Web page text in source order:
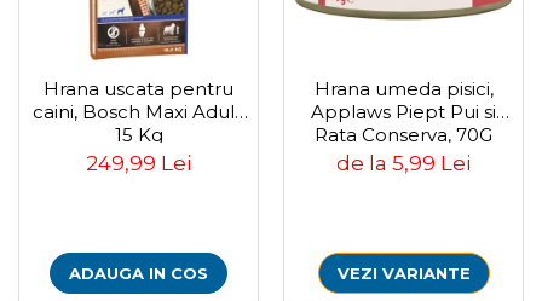
Decoruri si plante artificiale
Accesorii acvarii
Pasari
Colivii pentru pasari
Igiena rozatoare
Hrana Rozatoare
Hrana uscata pentru
caini, Bosch Maxi Adult,
15 Kg
249,99 Lei
ADAUGA IN COS
Hrana umeda pisici,
Applaws Piept Pui si
Rata Conserva, 70G
de la 5,99 Lei
VEZI VARIANTE